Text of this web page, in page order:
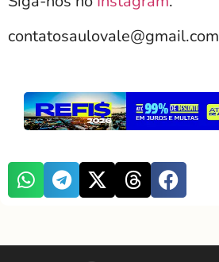
contatosaulovale@gmail.com